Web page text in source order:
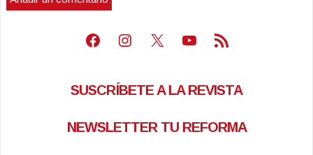
Facebook
Instagram
X Youtube
Feed RSS
SUSCRÍBETE A LA REVISTA
NEWSLETTER TU REFORMA